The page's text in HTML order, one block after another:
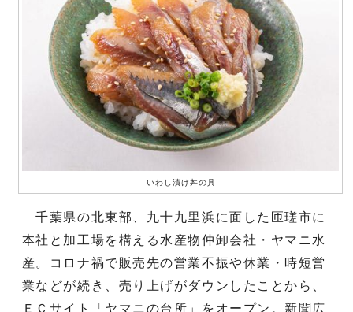
いわし漬け丼の具
千葉県の北東部、九十九里浜に面した匝瑳市に
本社と加工場を構える水産物仲卸会社・ヤマニ水
産。コロナ禍で販売先の営業不振や休業・時短営
業などが続き、売り上げがダウンしたことから、
ＥＣサイト「ヤマニの台所」をオープン。新聞広